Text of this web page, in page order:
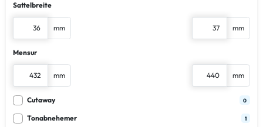
Sattelbreite
mm mm
Mensur
mm mm
Cutaway 0
Tonabnehemer 1